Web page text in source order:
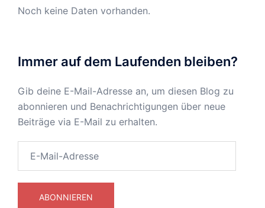
Noch keine Daten vorhanden.
Immer auf dem Laufenden bleiben?
Gib deine E-Mail-Adresse an, um diesen Blog zu
abonnieren und Benachrichtigungen über neue
Beiträge via E-Mail zu erhalten.
Mail-
ABONNIEREN